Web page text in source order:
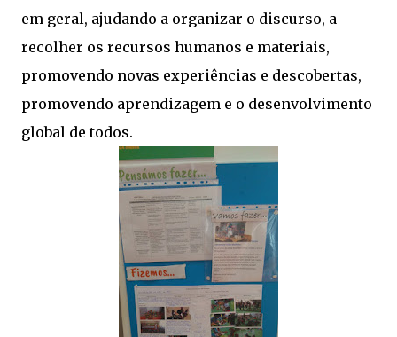
em geral, ajudando a organizar o discurso, a
recolher os recursos humanos e materiais,
promovendo novas experiências e descobertas,
promovendo aprendizagem e o desenvolvimento
global de todos.